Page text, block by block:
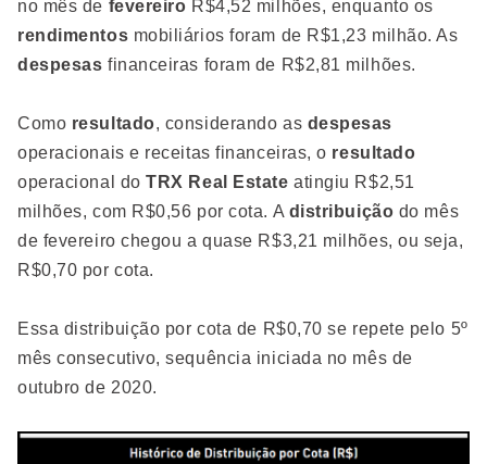
no mês de fevereiro R$4,52 milhões, enquanto os
rendimentos mobiliários foram de R$1,23 milhão. As
despesas financeiras foram de R$2,81 milhões.
Como resultado, considerando as despesas
operacionais e receitas financeiras, o resultado
operacional doTRX Real Estate atingiu R$2,51
milhões, com R$0,56 por cota. A distribuição do mês
de fevereiro chegou a quase R$3,21 milhões, ou seja,
R$0,70 por cota.
Essa distribuição por cota de R$0,70 se repete pelo 5º
mês consecutivo, sequência iniciada no mês de
outubro de 2020.